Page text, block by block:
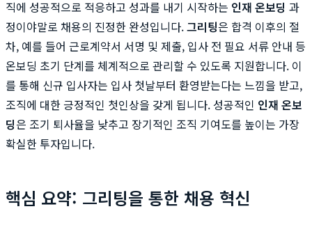
직에 성공적으로 적응하고 성과를 내기 시작하는 인재 온보딩 과
정이야말로 채용의 진정한 완성입니다.그리팅은 합격 이후의 절
차, 예를 들어 근로계약서 서명 및 제출, 입사 전 필요 서류 안내 등
온보딩 초기 단계를 체계적으로 관리할 수 있도록 지원합니다. 이
를 통해 신규 입사자는 입사 첫날부터 환영받는다는 느낌을 받고,
조직에 대한 긍정적인 첫인상을 갖게 됩니다. 성공적인 인재 온보
딩은 조기 퇴사율을 낮추고 장기적인 조직 기여도를 높이는 가장
확실한 투자입니다.
핵심 요약: 그리팅을 통한 채용 혁신